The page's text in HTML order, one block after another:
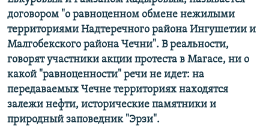
договором "о равноценном обмене нежилыми
территориями Надтеречного района Ингушетии и
Малгобекского района Чечни". В реальности,
говорят участники акции протеста в Магасе, ни о
какой "равноценности" речи не идет: на
передаваемых Чечне территориях находятся
залежи нефти, исторические памятники и
природный заповедник "Эрзи".